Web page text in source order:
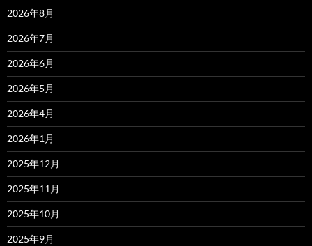
2026年8月
2026年7月
2026年6月
2026年5月
2026年4月
2026年1月
2025年12月
2025年11月
2025年10月
2025年9月